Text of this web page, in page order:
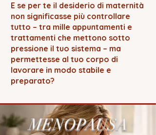
E se per te il desiderio di maternità
non significasse più controllare
tutto – tra mille appuntamenti e
trattamenti che mettono sotto
pressione il tuo sistema – ma
permettesse al tuo corpo di
lavorare in modo stabile e
preparato?
MENOPAUSA